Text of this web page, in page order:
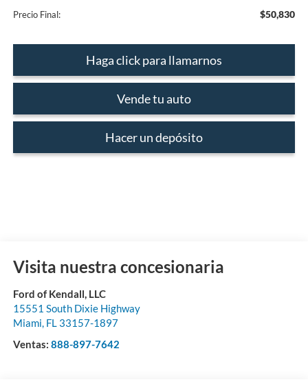
Precio Final: $50,830
Haga click para llamarnos
Vende tu auto
Hacer un depósito
Visita nuestra concesionaria
Ford of Kendall, LLC
15551 South Dixie Highway
Miami, FL 33157-1897
Ventas: 888-897-7642